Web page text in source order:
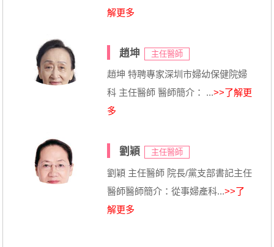
解更多
趙坤 主任醫師
趙坤 特聘專家深圳市婦幼保健院婦
科 主任醫師 醫師簡介： ...>>了解更
多
劉穎 主任醫師
劉穎 主任醫師 院長/黨支部書記主任
醫師醫師簡介：從事婦產科...>>了
解更多